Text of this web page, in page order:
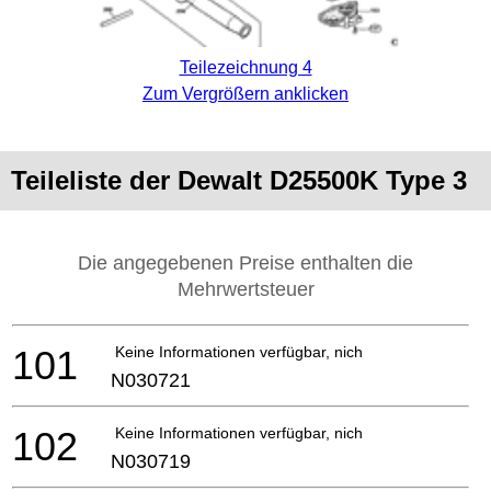
Teilezeichnung 4
Zum Vergrößern anklicken
Teileliste der Dewalt D25500K Type 3
Die angegebenen Preise enthalten die
Mehrwertsteuer
Keine Informationen verfügbar, nicht bestellbar
101 N030721
Keine Informationen verfügbar, nicht bestellbar
102 N030719